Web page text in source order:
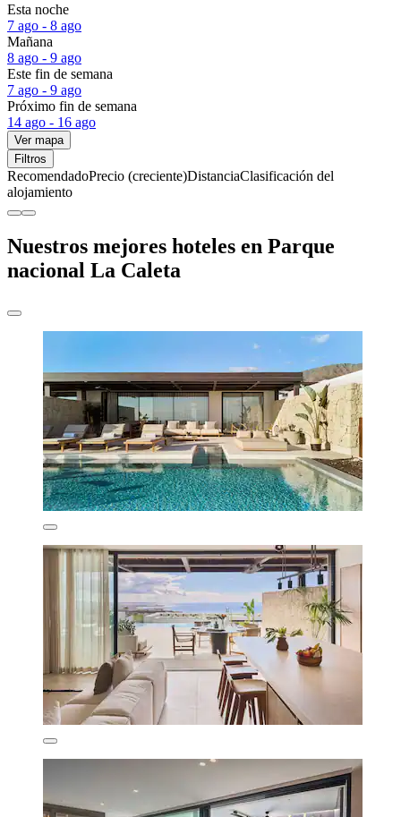
Esta noche
7 ago - 8 ago
Mañana
8 ago - 9 ago
Este fin de semana
7 ago - 9 ago
Próximo fin de semana
14 ago - 16 ago
Ver mapa
Filtros
RecomendadoPrecio (creciente)DistanciaClasificación del
alojamiento
Nuestros mejores hoteles en Parque
nacional La Caleta